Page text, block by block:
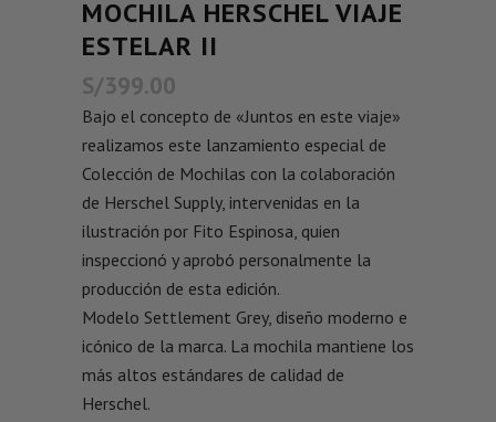
MOCHILA HERSCHEL VIAJE
ESTELAR II
S/399.00
Bajo el concepto de «Juntos en este viaje»
realizamos este lanzamiento especial de
Colección de Mochilas con la colaboración
de Herschel Supply, intervenidas en la
ilustración por Fito Espinosa, quien
inspeccionó y aprobó personalmente la
producción de esta edición.
Modelo Settlement Grey, diseño moderno e
icónico de la marca. La mochila mantiene los
más altos estándares de calidad de
Herschel.